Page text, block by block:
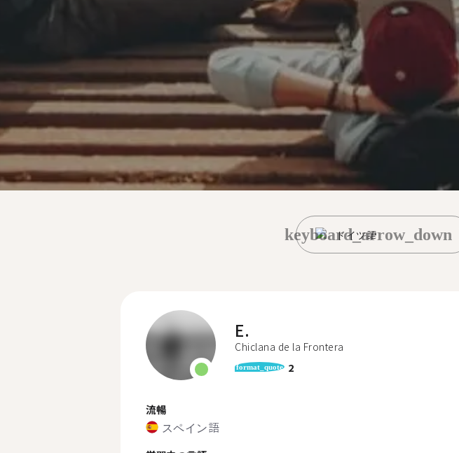
ドイツ語
keyboard_arrow_down
E.
Chiclana de la Frontera
format_quote 2
流暢
スペイン語